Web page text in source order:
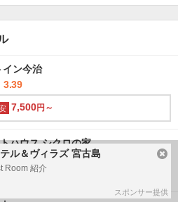
イン今治
3.39
7,500円～
ハウス シクロの家
3.01
ル＆ヴィラズ 宮古島
Room 紹介
スポンサー提供